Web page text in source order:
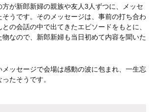
が新郎新婦の親族や友人3人ずつに、メッセ
そうです。そのメッセージは、事前の打ち合わ
の会話の中で出てきたエピソードをもとに、
なので、新郎新婦も当日初めて内容を聞いた
ッセージで会場は感動の波に包まれ、一生忘
たそうです。